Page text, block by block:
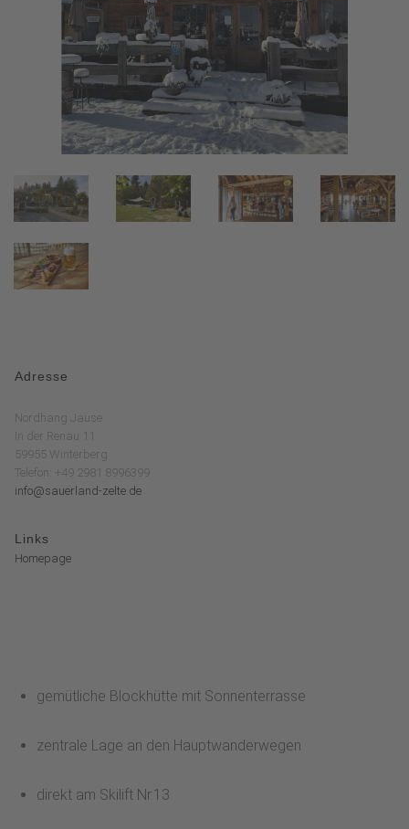
Adresse
Nordhang Jause
In der Renau 11
59955 Winterberg
Telefon: +49 2981 8996399
info@sauerland-zelte.de
Links
Homepage
gemütliche Blockhütte mit Sonnenterrasse
zentrale Lage an den Hauptwanderwegen
direkt am Skilift Nr.13